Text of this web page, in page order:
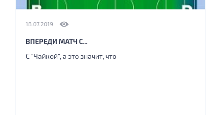
18.07.2019
ВПЕРЕДИ МАТЧ С...
С "Чайкой", а это значит, что